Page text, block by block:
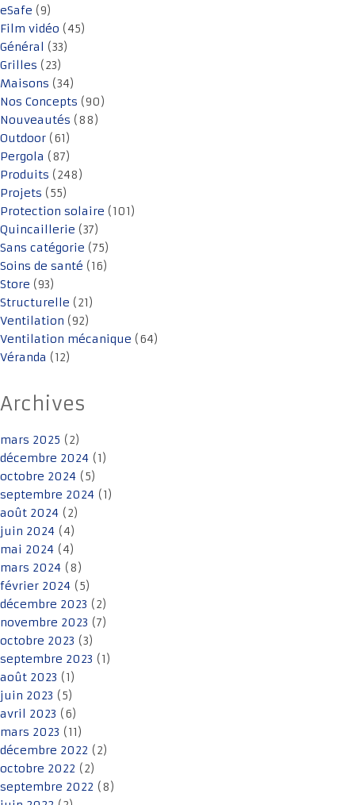
eSafe (9)
Film vidéo (45)
Général (33)
Grilles (23)
Maisons (34)
Nos Concepts (90)
Nouveautés (88)
Outdoor (61)
Pergola (87)
Produits (248)
Projets (55)
Protection solaire (101)
Quincaillerie (37)
Sans catégorie (75)
Soins de santé (16)
Store (93)
Structurelle (21)
Ventilation (92)
Ventilation mécanique (64)
Véranda (12)
Archives
mars 2025 (2)
décembre 2024 (1)
octobre 2024 (5)
septembre 2024 (1)
août 2024 (2)
juin 2024 (4)
mai 2024 (4)
mars 2024 (8)
février 2024 (5)
décembre 2023 (2)
novembre 2023 (7)
octobre 2023 (3)
septembre 2023 (1)
août 2023 (1)
juin 2023 (5)
avril 2023 (6)
mars 2023 (11)
décembre 2022 (2)
octobre 2022 (2)
septembre 2022 (8)